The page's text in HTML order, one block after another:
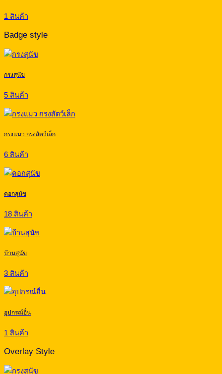
1 สินค้า
Badge style
กรงสุนัข
5 สินค้า
กรงแมว กรงสัตว์เล็ก
6 สินค้า
คอกสุนัข
18 สินค้า
บ้านสุนัข
3 สินค้า
อุปกรณ์อื่น
1 สินค้า
Overlay Style